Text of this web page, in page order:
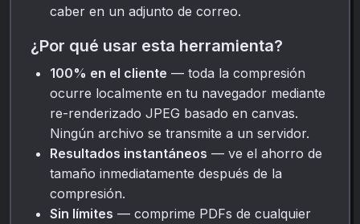
caber en un adjunto de correo.
¿Por qué usar esta herramienta?
100% en el cliente — toda la compresión
ocurre localmente en tu navegador mediante
re-renderizado JPEG basado en canvas.
Ningún archivo se transmite a un servidor.
Resultados instantáneos — ve el ahorro de
tamaño inmediatamente después de la
compresión.
Sin límites — comprime PDFs de cualquier